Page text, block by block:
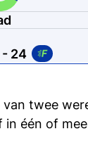
- 24
twee
één of